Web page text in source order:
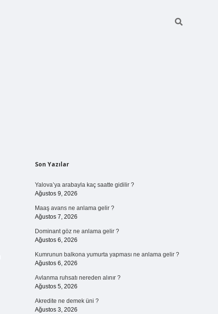
Sidebar
Son Yazılar
Yalova’ya arabayla kaç saatte gidilir ?
Ağustos 9, 2026
Maaş avans ne anlama gelir ?
Ağustos 7, 2026
Dominant göz ne anlama gelir ?
Ağustos 6, 2026
Kumrunun balkona yumurta yapması ne anlama gelir ?
Ağustos 6, 2026
Avlanma ruhsatı nereden alınır ?
Ağustos 5, 2026
Akredite ne demek üni ?
Ağustos 3, 2026